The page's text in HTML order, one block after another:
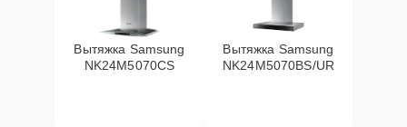
Вытяжка Samsung
NK24M5070CS
Вытяжка Samsung
NK24M5070BS/UR